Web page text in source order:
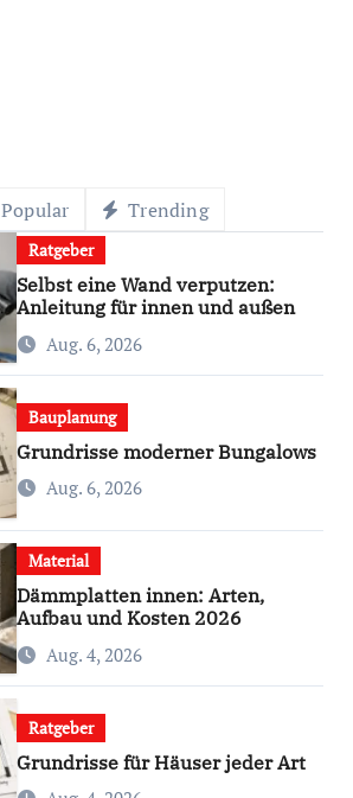
Popular Trending
Ratgeber
Selbst eine Wand verputzen:
Anleitung für innen und außen
Aug. 6, 2026
Bauplanung
Grundrisse moderner Bungalows
Aug. 6, 2026
Material
Dämmplatten innen: Arten,
Aufbau und Kosten 2026
Aug. 4, 2026
Ratgeber
Grundrisse für Häuser jeder Art